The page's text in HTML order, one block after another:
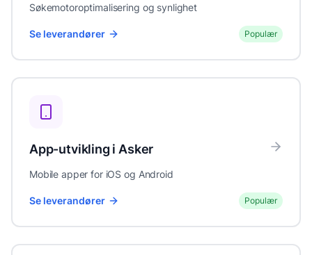
Søkemotoroptimalisering og synlighet
Se leverandører Populær
App-utvikling i Asker
Mobile apper for iOS og Android
Se leverandører Populær